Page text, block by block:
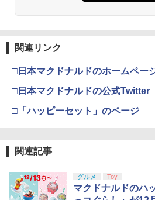
関連リンク
□日本マクドナルドのホームペー
□日本マクドナルドの公式Twitter
□「ハッピーセット」のページ
関連記事
グルメ Toy
マクドナルドのハ